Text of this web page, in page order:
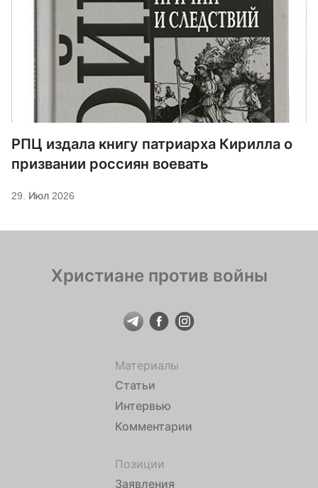
РПЦ издала книгу патриарха Кирилла о
призвании россиян воевать
29. Июл 2026
Христиане против войны
Материалы
Статьи
Интервью
Комментарии
Позиции
Заявления